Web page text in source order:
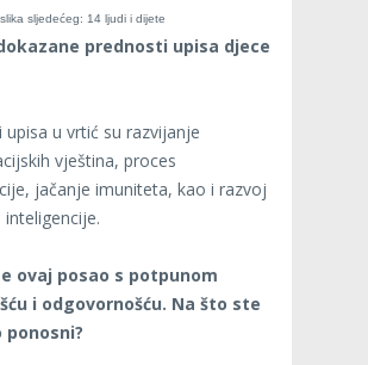
prednosti upisa djece
upisa u vrtić su razvijanje
vještina, proces
jačanje imuniteta, kao i razvoj
ovaj posao s potpunom
i odgovornošću. Na što ste
ponosni?